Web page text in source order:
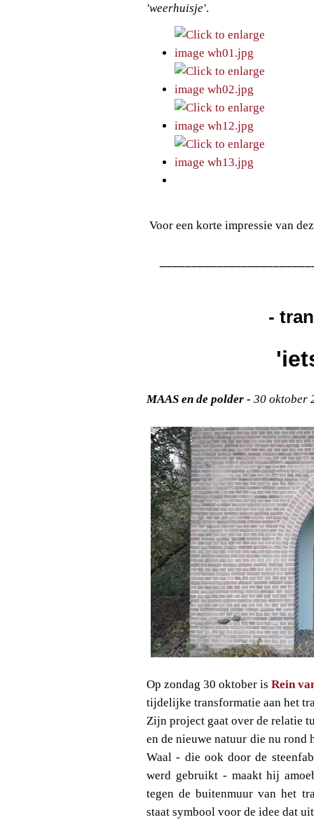
'weerhuisje'.
Voor een korte impressie van
-
MAAS en de polder - 30 oktober
Op zondag 30 oktober is Rein
tijdelijke transformatie aan het
Zijn project gaat over de relatie
en de nieuwe natuur die nu
Waal - die ook door de
werd gebruikt - maakt hij
tegen de buitenmuur van het
staat symbool voor de idee dat